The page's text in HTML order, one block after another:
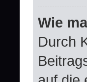
Wie
Durch